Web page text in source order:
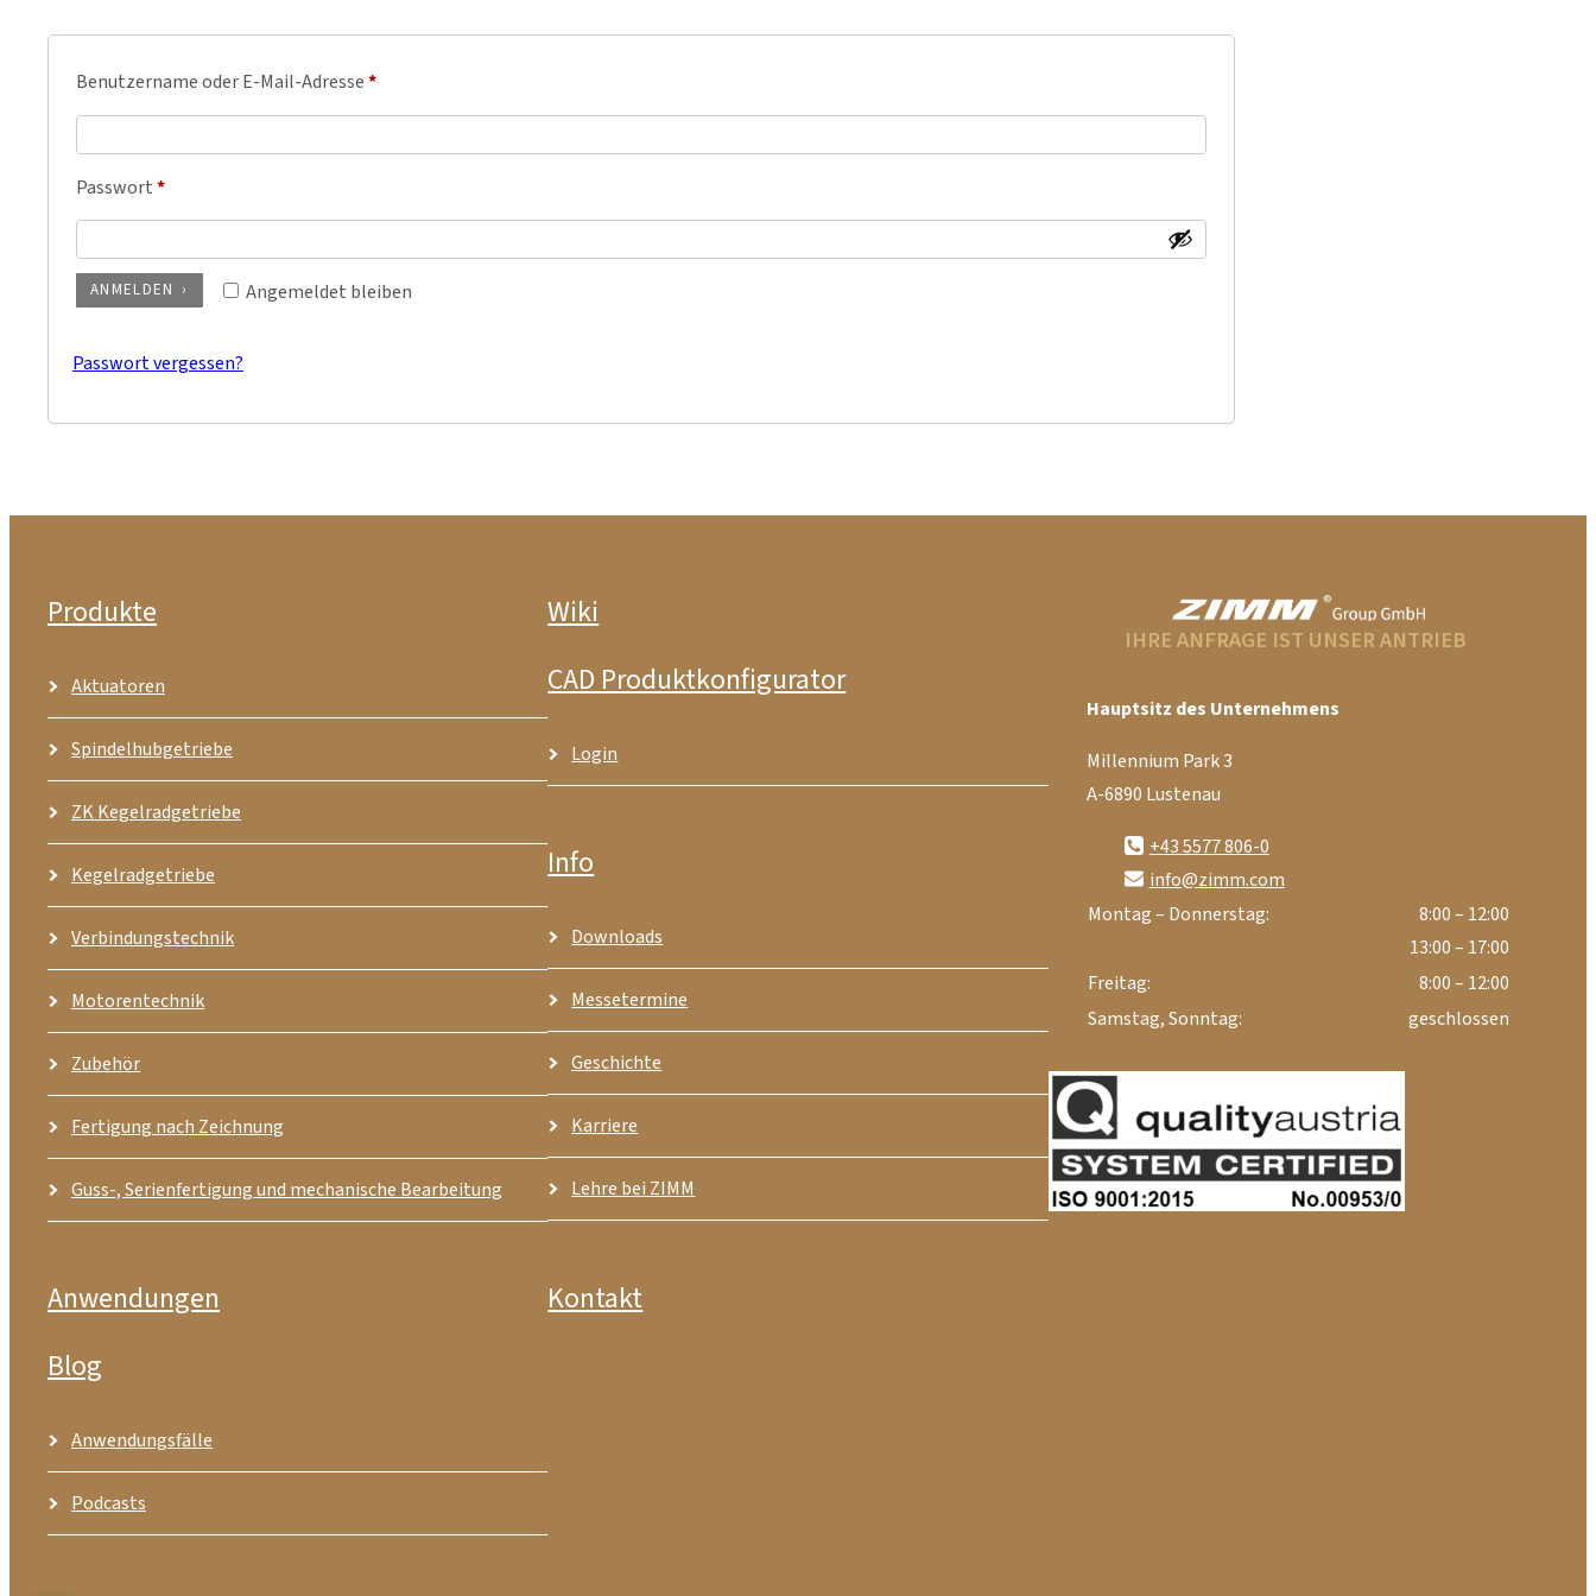
Benutzername oder E-Mail-Adresse*
Passwort*
Angemeldet bleiben
ANMELDEN
Passwort vergessen?
Produkte
Aktuatoren
Spindelhubgetriebe
ZK Kegelradgetriebe
Kegelradgetriebe
Verbindungstechnik
Motorentechnik
Zubehör
Fertigung nach Zeichnung
Guss-, Serienfertigung und mechanische Bearbeitung
Anwendungen
Blog
Anwendungsfälle
Podcasts
Wiki
CAD Produktkonfigurator
Login
Info
Downloads
Messetermine
Geschichte
Karriere
Lehre bei ZIMM
Kontakt
IHRE ANFRAGE IST UNSER ANTRIEB
Hauptsitz des Unternehmens
Millennium Park 3
A-6890 Lustenau
+43 5577 806-0
info@zimm.com
Montag – Donnerstag:
8:00 – 12:00
13:00 – 17:00
Freitag:
8:00 – 12:00
Samstag, Sonntag:
geschlossen